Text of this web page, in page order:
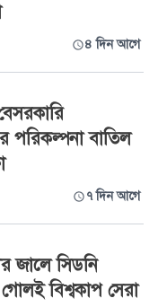
৪ দিন আগে
পরিকল্পনা বাতিল
৭ দিন আগে
জালে সিডনি
গোলই বিশ্বকাপ সেরা